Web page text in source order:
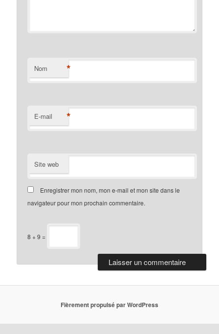
Nom *
E-mail *
Site web
Enregistrer mon nom, mon e-mail et mon site dans le